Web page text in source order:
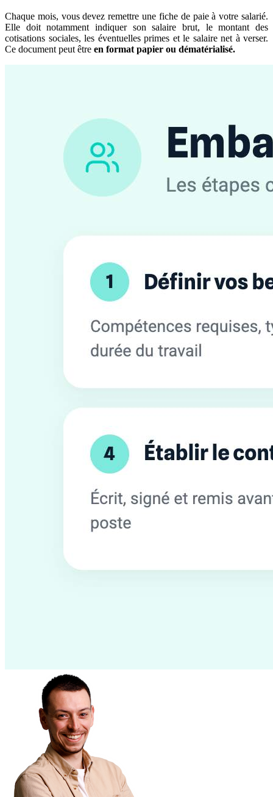
Chaque mois, vous devez remettre une fiche de paie à votre salarié.
Elle doit notamment indiquer son salaire brut, le montant des
cotisations sociales, les éventuelles primes et le salaire net à verser.
Ce document peut être en format papier ou dématérialisé.